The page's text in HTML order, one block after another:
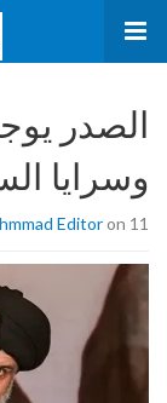
الصدر
وسرايا
Editoron 11 سبتمبر، 2022